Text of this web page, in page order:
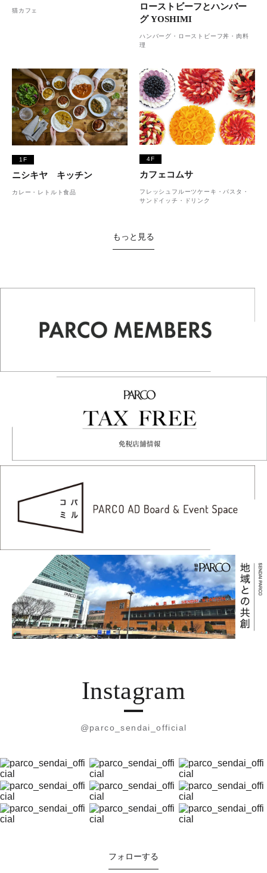
猫カフェ
ローストビーフとハンバー
グ YOSHIMI
ハンバーグ・ローストビーフ丼・肉料
理
1F
ニシキヤ キッチン
カレー・レトルト食品
4F
カフェコムサ
フレッシュフルーツケーキ・パスタ・
サンドイッチ・ドリンク
もっと見る
Instagram
@parco_sendai_official
フォローする